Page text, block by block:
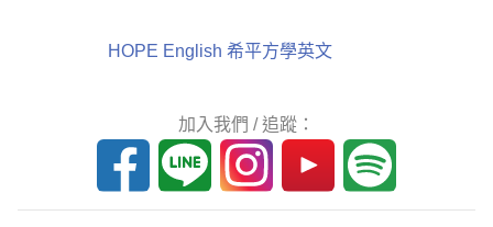
HOPE English 希平方學英文
加入我們 / 追蹤：